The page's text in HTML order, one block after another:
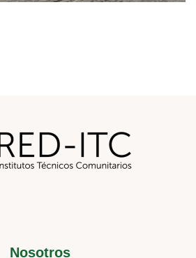
Nosotros